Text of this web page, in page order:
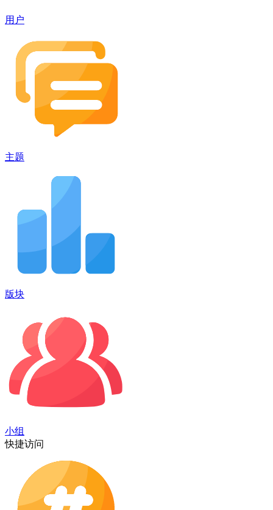
用户
主题
版块
小组
快捷访问